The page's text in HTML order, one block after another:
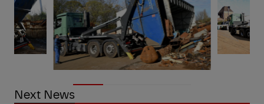
Next News